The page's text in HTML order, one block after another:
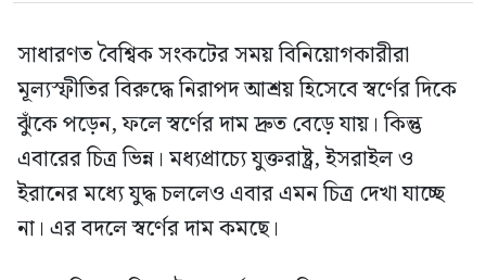
সাধারণত বৈশ্বিক সংকটের সময় বিনিয়োগকারীরা
মূল্যস্ফীতির বিরুদ্ধে নিরাপদ আশ্রয় হিসেবে স্বর্ণের দিকে
ঝুঁকে পড়েন, ফলে স্বর্ণের দাম দ্রুত বেড়ে যায়। কিন্তু
এবারের চিত্র ভিন্ন। মধ্যপ্রাচ্যে যুক্তরাষ্ট্র, ইসরাইল ও
ইরানের মধ্যে যুদ্ধ চললেও এবার এমন চিত্র দেখা যাচ্ছে
না। এর বদলে স্বর্ণের দাম কমছে।